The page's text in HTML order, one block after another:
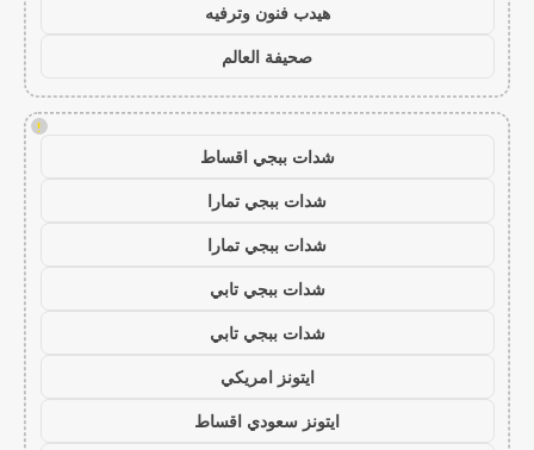
هيدب فنون وترفيه
صحيفة العالم
!
شدات ببجي اقساط
شدات ببجي تمارا
شدات ببجي تمارا
شدات ببجي تابي
شدات ببجي تابي
ايتونز امريكي
ايتونز سعودي اقساط